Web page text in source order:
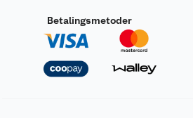
Betalingsmetoder